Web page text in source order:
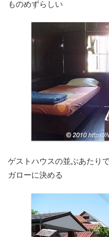
ものめずらしい
ゲストハウスの並ぶあたり
ガローに決める